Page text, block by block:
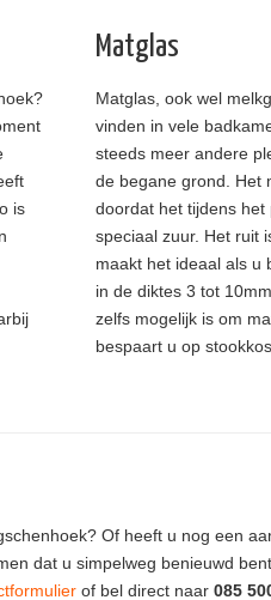
is
Matglas
Matglas, ook wel
vinden in vele
steeds meer andere
de begane grond. Het
doordat het tijdens
speciaal zuur. Het ruit
maakt het ideaal als u
in de diktes 3 tot
zelfs mogelijk is om
bespaart u op
Of heeft u nog een
dat u simpelweg benieuwd
of bel direct naar 085